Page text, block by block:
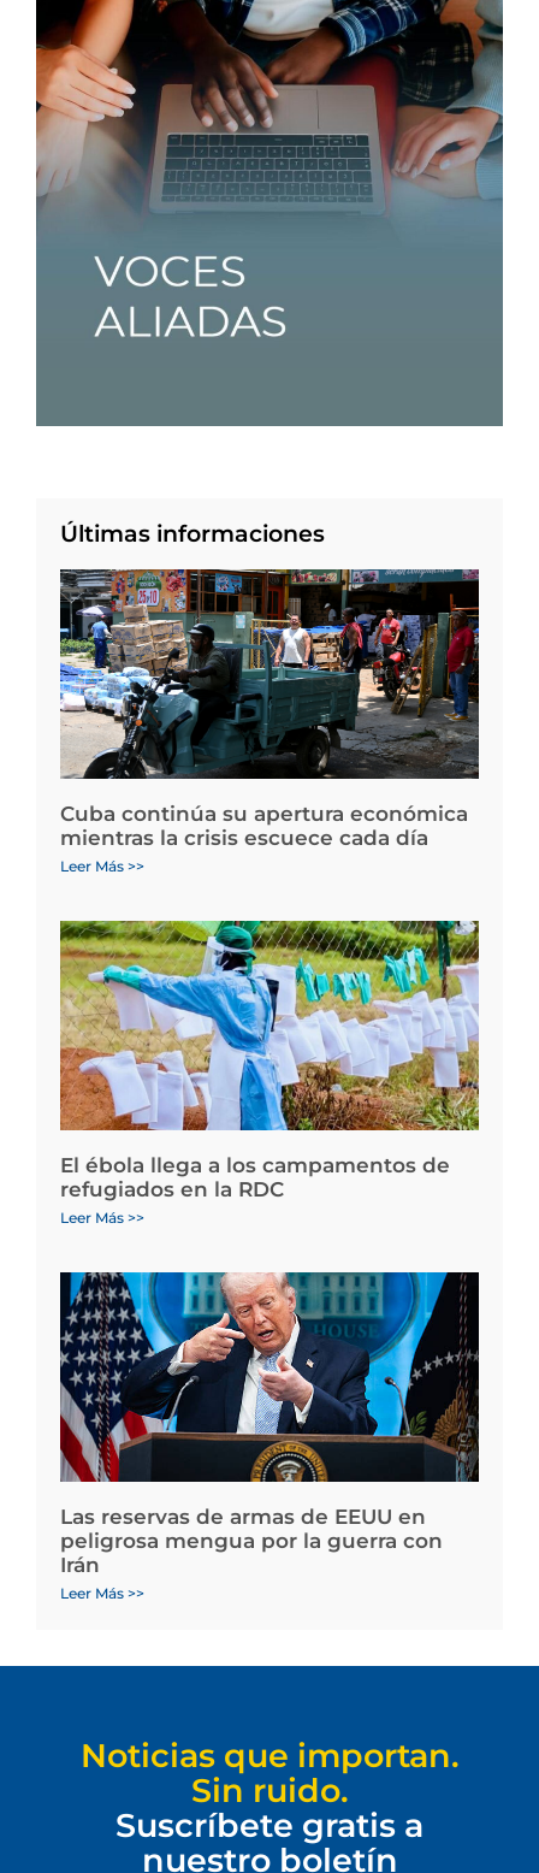
Últimas informaciones
Cuba continúa su apertura económica
mientras la crisis escuece cada día
Leer Más >>
El ébola llega a los campamentos de
refugiados en la RDC
Leer Más >>
Las reservas de armas de EEUU en
peligrosa mengua por la guerra con
Irán
Leer Más >>
Noticias que importan.
Sin ruido.
Suscríbete gratis a
nuestro boletín